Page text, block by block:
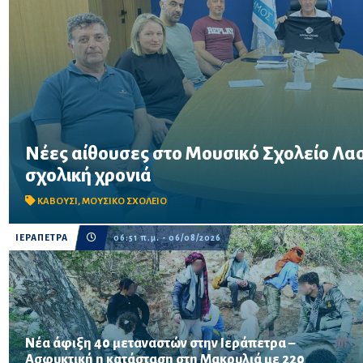
Νέες αίθουσες στο Μουσικό Σχολείο
σχολική χρονιά
ΚΑΒΟΥΣΙ ,ΜΟΥΣΙΚΟ ΣΧΟΛΕΙΟ
Συνάντηση του Δημάρχου Ιεράπετρας με τον Σύλλογο Γονέων
Στο επίκεντρο οι αυξημένες στεγαστικές ανάγκες και η πορεία
νέου Μουσικού Σχολείου.
ΙΕΡΑΠΕΤΡΑ 06:51 π.μ. - 06/08/2026
Νέα άφιξη 40 μεταναστών στην Ιεράπετρα –
Ασφυκτική η κατάσταση στη Μακρυλιά με 220